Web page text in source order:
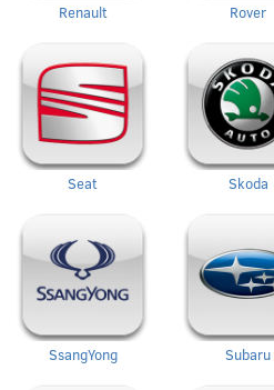
Renault Rover
Seat Skoda
SsangYong Subaru